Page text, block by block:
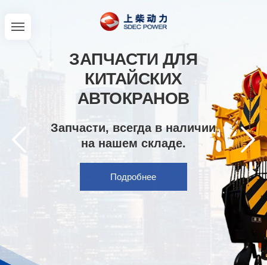
ЗАПЧАСТИ ДЛЯ
КИТАЙСКИХ
АВТОКРАНОВ
Запчасти, всегда в наличии
на нашем складе.
Подробнее